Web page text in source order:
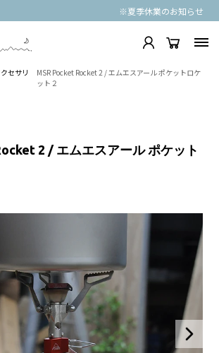
※夏季休業のお知らせ
セサリ
MSR Pocket Rocket 2 / エムエスアール ポケットロケ
ット２
2 / エムエスアール ポケット